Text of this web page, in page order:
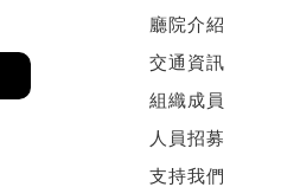
廳院介紹
交通資訊
組織成員
人員招募
支持我們